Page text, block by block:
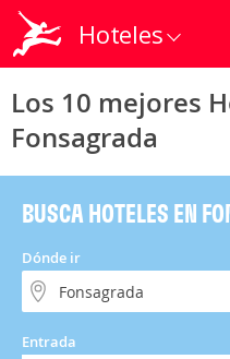
Hoteles
Los 10 mejores
Fonsagrada
BUSCA HOTELES EN
Dónde ir
Entrada